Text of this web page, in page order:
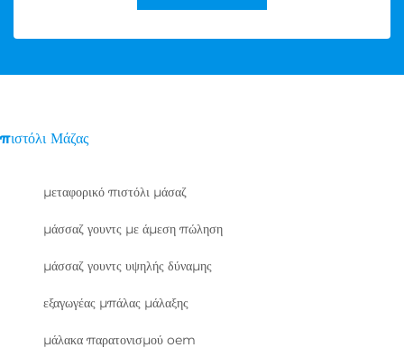
πιστόλι Μάζας
μεταφορικό πιστόλι μάσαζ
μάσσαζ γουντς με άμεση πώληση
μάσσαζ γουντς υψηλής δύναμης
εξαγωγέας μπάλας μάλαξης
μάλακα παρατονισμού oem